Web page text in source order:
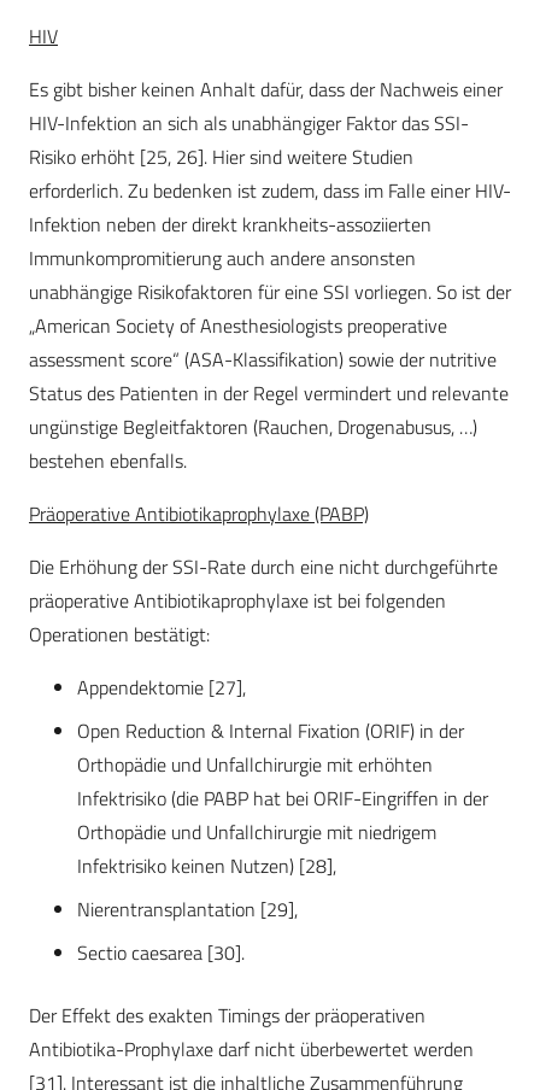
HIV
Es gibt bisher keinen Anhalt dafür, dass der Nachweis einer
HIV-Infektion an sich als unabhängiger Faktor das SSI-
Risiko erhöht [25, 26]. Hier sind weitere Studien
erforderlich. Zu bedenken ist zudem, dass im Falle einer HIV-
Infektion neben der direkt krankheits-assoziierten
Immunkompromitierung auch andere ansonsten
unabhängige Risikofaktoren für eine SSI vorliegen. So ist der
„American Society of Anesthesiologists preoperative
assessment score“ (ASA-Klassifikation) sowie der nutritive
Status des Patienten in der Regel vermindert und relevante
ungünstige Begleitfaktoren (Rauchen, Drogenabusus, …)
bestehen ebenfalls.
Präoperative Antibiotikaprophylaxe (PABP)
Die Erhöhung der SSI-Rate durch eine nicht durchgeführte
präoperative Antibiotikaprophylaxe ist bei folgenden
Operationen bestätigt:
Appendektomie [27],
Open Reduction & Internal Fixation (ORIF) in der
Orthopädie und Unfallchirurgie mit erhöhten
Infektrisiko (die PABP hat bei ORIF-Eingriffen in der
Orthopädie und Unfallchirurgie mit niedrigem
Infektrisiko keinen Nutzen) [28],
Nierentransplantation [29],
Sectio caesarea [30].
Der Effekt des exakten Timings der präoperativen
Antibiotika-Prophylaxe darf nicht überbewertet werden
[31]. Interessant ist die inhaltliche Zusammenführung